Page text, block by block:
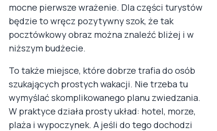
mocne pierwsze wrażenie. Dla części turystów
będzie to wręcz pozytywny szok, że tak
pocztówkowy obraz można znaleźć bliżej i w
niższym budżecie.
To także miejsce, które dobrze trafia do osób
szukających prostych wakacji. Nie trzeba tu
wymyślać skomplikowanego planu zwiedzania.
W praktyce działa prosty układ: hotel, morze,
plaża i wypoczynek. A jeśli do tego dochodzi